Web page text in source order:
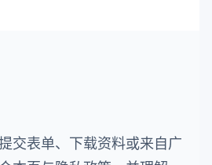
交表单、下载资料或来自广